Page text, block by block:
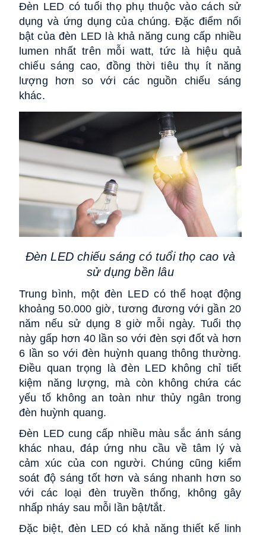
Đèn LED có tuổi thọ phụ thuộc vào cách sử
dụng và ứng dụng của chúng. Đặc điểm nổi
bật của đèn LED là khả năng cung cấp nhiều
lumen nhất trên mỗi watt, tức là hiệu quả
chiếu sáng cao, đồng thời tiêu thụ ít năng
lượng hơn so với các nguồn chiếu sáng
khác.
Đèn LED chiếu sáng có tuổi thọ cao và
sử dụng bền lâu
Trung bình, một đèn LED có thể hoạt động
khoảng 50.000 giờ, tương đương với gần 20
năm nếu sử dụng 8 giờ mỗi ngày. Tuổi thọ
này gấp hơn 40 lần so với đèn sợi đốt và hơn
6 lần so với đèn huỳnh quang thông thường.
Điều quan trọng là đèn LED không chỉ tiết
kiệm năng lượng, mà còn không chứa các
yếu tố không an toàn như thủy ngân trong
đèn huỳnh quang.
Đèn LED cung cấp nhiều màu sắc ánh sáng
khác nhau, đáp ứng nhu cầu về tâm lý và
cảm xúc của con người. Chúng cũng kiểm
soát độ sáng tốt hơn và sáng nhanh hơn so
với các loại đèn truyền thống, không gây
nhấp nháy sau mỗi lần bật/tắt.
Đặc biệt, đèn LED có khả năng thiết kế linh